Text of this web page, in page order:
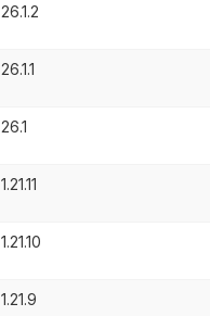
26.1.2
26.1.1
26.1
1.21.11
1.21.10
1.21.9